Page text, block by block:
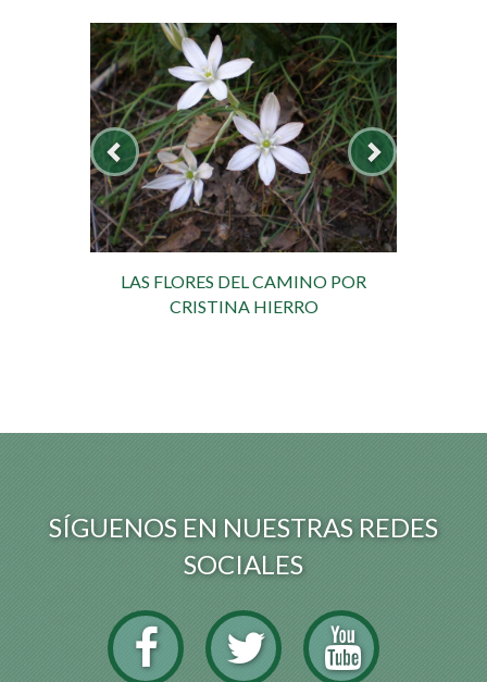
LAS FLORES DEL CAMINO POR
CRISTINA HIERRO
SÍGUENOS EN NUESTRAS REDES
SOCIALES